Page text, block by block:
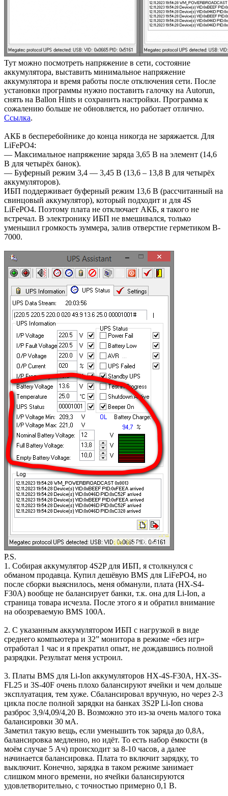
Тут можно посмотреть напряжение в сети, состояние
аккумулятора, выставить минимальное напряжение
аккумулятора и время работы после отключения сети. После
установки программы нужно поставить галочку на Autorun,
снять на Ballon Hints и сохранить настройки. Программа к
сожалению больше не обновляется, но работает отлично.
Ссылка.
АКБ в бесперебойнике до конца никогда не заряжается. Для
LiFePO4:
— Максимальное напряжение заряда 3,65 В на элемент (14,6
В для четырёх банок).
— Буферный режим 3,4 — 3,45 В (13,6 – 13,8 В для четырёх
аккумуляторов).
ИБП поддерживает буферный режим 13,6 В (рассчитанный на
свинцовый аккумулятор), который подходит и для 4S
LiFePO4. Поэтому плата не отключает АКБ, я такого не
встречал. В электронику ИБП не вмешивался, только
уменьшил громкость зуммера, залив отверстие герметиком B-
7000.
P.S.
1. Собирая аккумулятор 4S2P для ИБП, я столкнулся с
обманом продавца. Купил дешёвую BMS для LiFePO4, но
после сборки выяснилось, меня обманули, плата (HX-S4-
F30A) вообще не балансирует банки, т.к. она для Li-Ion, а
страница товара исчезла. После этого я и обратил внимание
на обозреваемую BMS 100А.
2. С указанным аккумулятором ИБП с нагрузкой в виде
среднего компьютера и 32” монитора в режиме «без игр»
отработал 1 час и я прекратил опыт, не дождавшись полной
разрядки. Результат меня устроил.
3. Платы BMS для Li-Ion аккумуляторов HX-4S-F30A, HX-3S-
FL25 и 3S-40F очень плохо балансируют ячейки и чем дольше
эксплуатация, тем хуже. Сбалансировал вручную, но через 2-3
цикла после полной зарядки на банках 3S2P Li-Ion снова
разброс 3,9/4,09/4,20 В. Возможно это из-за очень малого тока
балансировки 30 мА.
Заметил такую вещь, если уменьшить ток заряда до 0,8А,
балансировка медленно, но идёт. То есть набор ёмкости (в
моём случае 5 Ач) происходит за 8-10 часов, а далее
начинается балансировка. Плата то включит зарядку, то
выключит. Конечно, зарядка в таком режиме занимает
слишком много времени, но ячейки балансируются
удовлетворительно, с точностью примерно 0,1 В.